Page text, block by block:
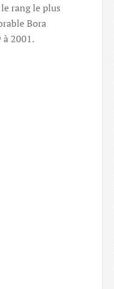
rang le plus
Bora
à 2001.